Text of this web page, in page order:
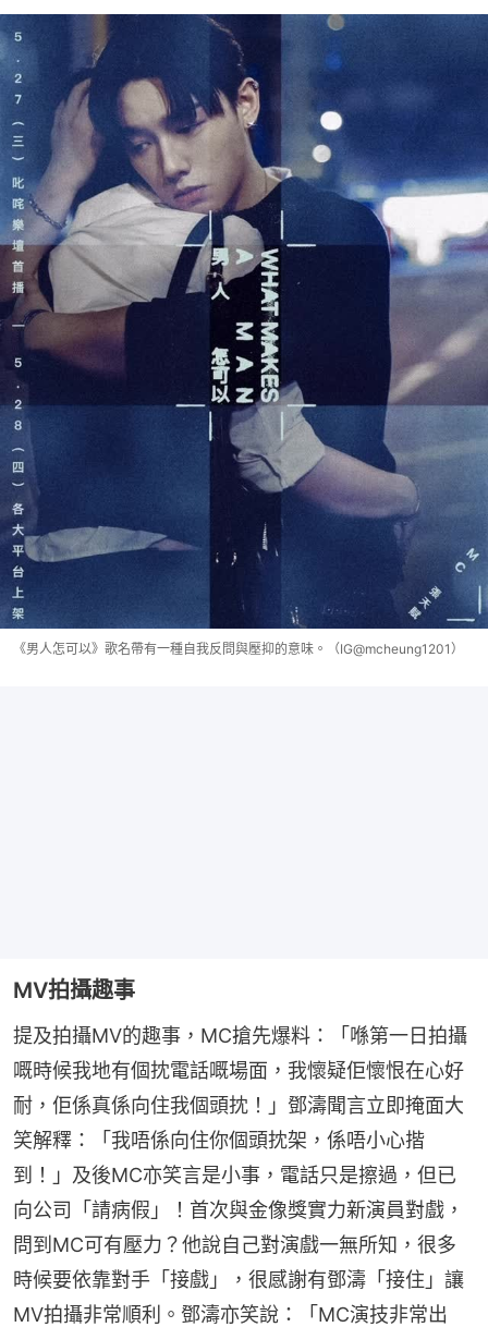
《男人怎可以》歌名帶有一種自我反問與壓抑的意味。（IG@mcheung1201）
MV拍攝趣事
提及拍攝MV的趣事，MC搶先爆料：「喺第一日拍攝
嘅時候我地有個抌電話嘅場面，我懷疑佢懷恨在心好
耐，佢係真係向住我個頭抌！」鄧濤聞言立即掩面大
笑解釋：「我唔係向住你個頭抌架，係唔小心揩
到！」及後MC亦笑言是小事，電話只是擦過，但已
向公司「請病假」！首次與金像獎實力新演員對戲，
問到MC可有壓力？他說自己對演戲一無所知，很多
時候要依靠對手「接戲」，很感謝有鄧濤「接住」讓
MV拍攝非常順利。鄧濤亦笑說：「MC演技非常出